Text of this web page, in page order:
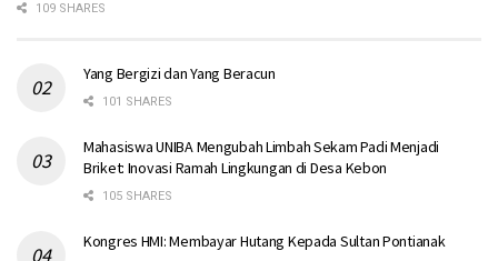
109 SHARES
Yang Bergizi dan Yang Beracun
101 SHARES
Mahasiswa UNIBA Mengubah Limbah Sekam Padi Menjadi
Briket: Inovasi Ramah Lingkungan di Desa Kebon
105 SHARES
Kongres HMI: Membayar Hutang Kepada Sultan Pontianak